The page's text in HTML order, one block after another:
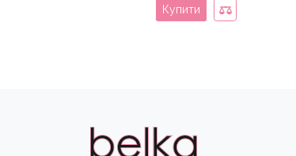
Купити